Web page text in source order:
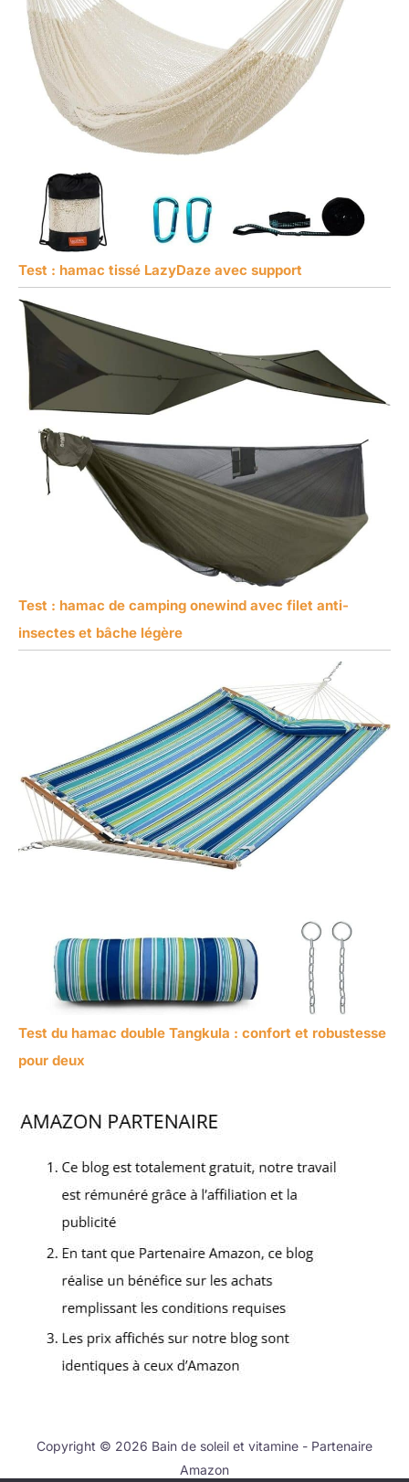
Test : hamac tissé LazyDaze avec support
Test : hamac de camping onewind avec filet anti-
insectes et bâche légère
Test du hamac double Tangkula : confort et robustesse
pour deux
Copyright © 2026 Bain de soleil et vitamine - Partenaire
Amazon